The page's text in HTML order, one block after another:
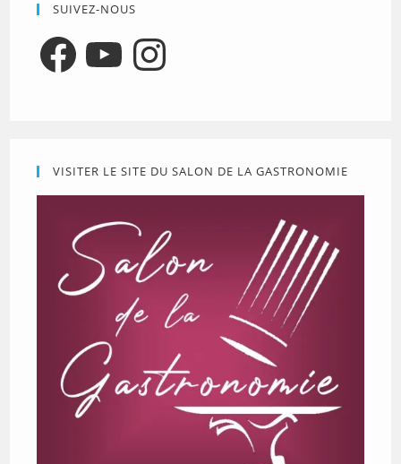
SUIVEZ-NOUS
FacebookYouTubeInstagram
VISITER LE SITE DU SALON DE LA GASTRONOMIE